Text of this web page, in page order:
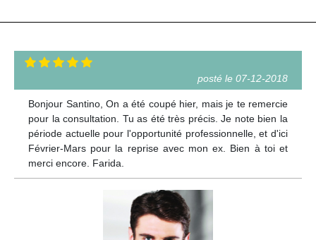
posté le 07-12-2018
Bonjour Santino, On a été coupé hier, mais je te remercie
pour la consultation. Tu as été très précis. Je note bien la
période actuelle pour l'opportunité professionnelle, et d'ici
Février-Mars pour la reprise avec mon ex. Bien à toi et
merci encore. Farida.